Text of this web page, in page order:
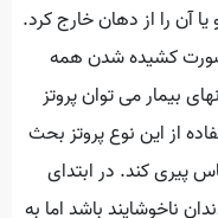
یا آن را از دهان خارج کرد.
کشیده شدن همه
بیمار می توان پروتز
از این نوع پروتز بحث
پیری کند. در ابتدای
ناخوشایند باشد اما به